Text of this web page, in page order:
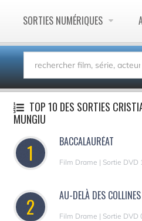
SORTIES NUMÉRIQUES
TOP 10 DES SORTIES
MUNGIU
1 BACCALAURÉAT
Film Drame | Sortie DVD
2 AU-DELÀ DES COLLINES
Film Drame | Sortie DVD